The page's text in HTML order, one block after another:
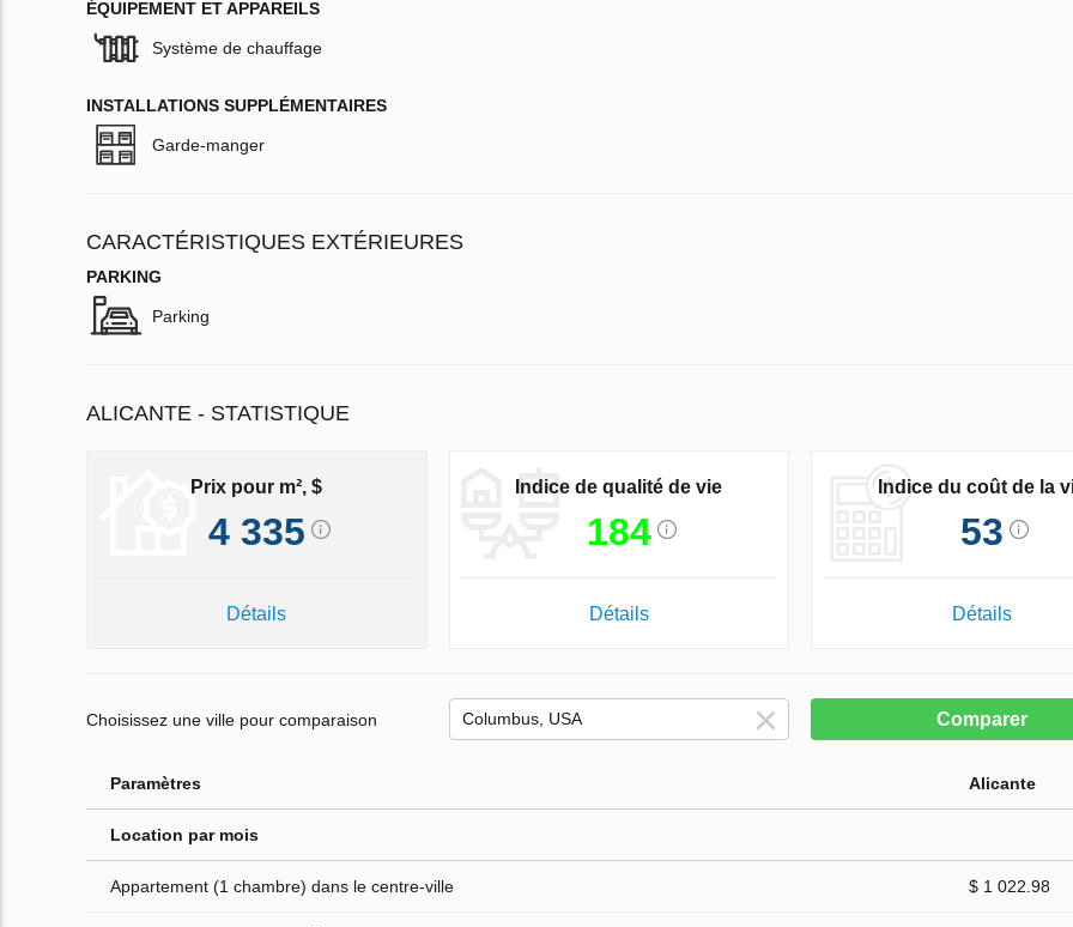
ÉQUIPEMENT ET APPAREILS
Système de chauffage
INSTALLATIONS SUPPLÉMENTAIRES
Garde-manger
CARACTÉRISTIQUES EXTÉRIEURES
PARKING
Parking
ALICANTE - STATISTIQUE
Prix pour m², $
4 335
Détails
Indice de qualité de vie
184
Détails
Indice du coût de la
53
Détails
Choisissez une ville pour comparaison Comparer
Paramètres Alicante
Location par mois
Appartement (1 chambre) dans le centre-ville $ 1 022.98